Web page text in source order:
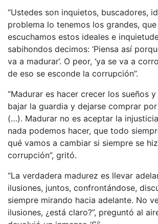
“Ustedes son inquietos, buscadores,
problema lo tenemos los grandes,
escuchamos estos ideales e
sabihondos decimos: ‘Piensa así
va a madurar’. O peor, ‘ya se va a
de eso se esconde la corrupción”.
“Madurar es hacer crecer los sueños
bajar la guardia y dejarse comprar
(…). Madurar no es aceptar la
nada podemos hacer, que todo
qué vamos a cambiar si siempre se
corrupción”, gritó.
“La verdadera madurez es llevar
ilusiones, juntos, confrontándose,
siempre mirando hacia adelante. No
ilusiones, ¿está claro?”, preguntó al